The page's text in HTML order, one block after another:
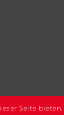
Seite bieten.